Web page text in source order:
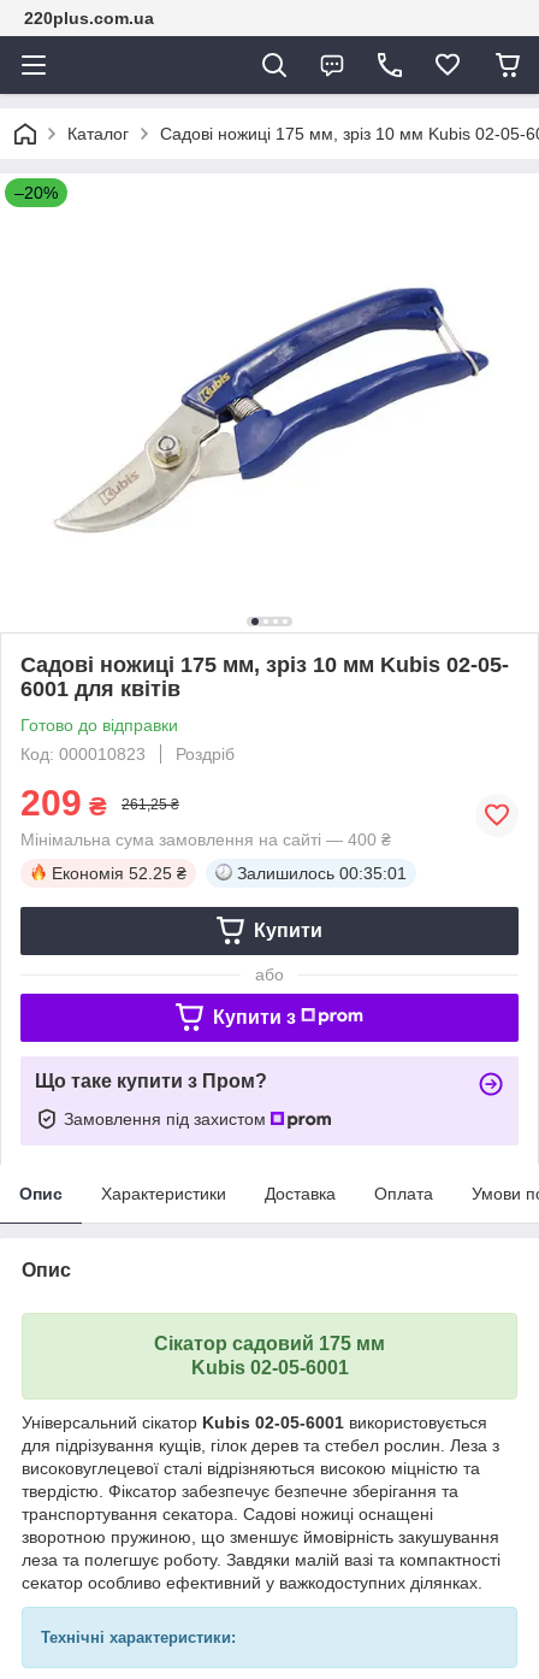
220plus.com.ua
Каталог Садові ножиці 175 мм, зріз 10 мм Kubis 02-05-
–20%
Садові ножиці 175 мм, зріз 10 мм Kubis 02-05-
6001 для квітів
Готово до відправки
Код: 000010823
Роздріб
209 ₴ 261,25 ₴
Мінімальна сума замовлення на сайті — 400 ₴
Економія 52.25 ₴ Залишилось 00:35:00
Купити
або
Купити з
Що таке купити з Пром?
Замовлення під захистом
Опис Характеристики Доставка Оплата Умови
Опис
Сікатор садовий 175 мм
Kubis 02-05-6001
Універсальний сікатор Kubis 02-05-6001 використовується
для підрізування кущів, гілок дерев та стебел рослин. Леза з
високовуглецевої сталі відрізняються високою міцністю та
твердістю. Фіксатор забезпечує безпечне зберігання та
транспортування секатора. Садові ножиці оснащені
зворотною пружиною, що зменшує ймовірність закушування
леза та полегшує роботу. Завдяки малій вазі та компактності
секатор особливо ефективний у важкодоступних ділянках.
Технічні характеристики: